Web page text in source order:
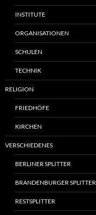
INSTITUTE
ORGANISATIONEN
SCHULEN
TECHNIK
RELIGION
FRIEDHÖFE
KIRCHEN
VERSCHIEDENES
BERLINER SPLITTER
BRANDENBURGER SPLITTER
RESTSPLITTER